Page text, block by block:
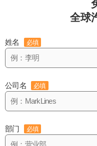
全球
姓名 必填
公司名 必填
部门 必填